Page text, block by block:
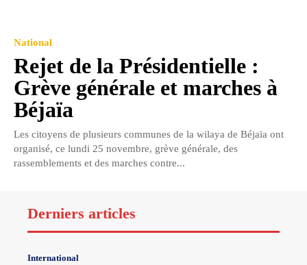
National
Rejet de la Présidentielle :
Grève générale et marches à
Béjaïa
Les citoyens de plusieurs communes de la wilaya de Béjaïa ont
organisé, ce lundi 25 novembre, grève générale, des
rassemblements et des marches contre...
Derniers articles
International